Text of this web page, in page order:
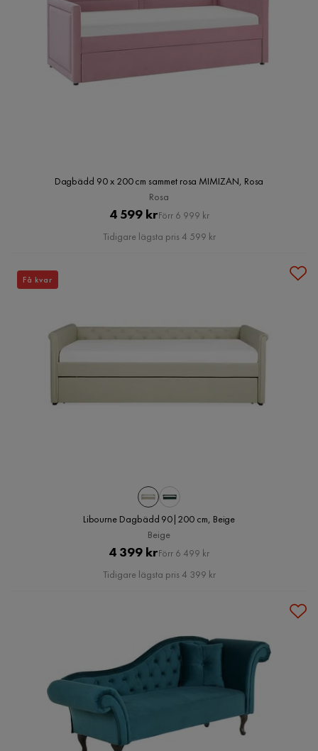
Dagbädd 90 x 200 cm sammet rosa MIMIZAN, Rosa
Rosa
Pris
4 599 krOriginal
Pris
Förr 6 999 kr
Tidigare lägsta pris 4 599 kr
Libourne Dagbädd 90|200 cm, Beige
Beige
Pris
4 399 krOriginal
Pris
Förr 6 499 kr
Tidigare lägsta pris 4 399 kr
Få kvar